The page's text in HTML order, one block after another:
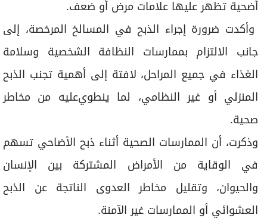
أﺿﺤﻴﺔ ﺗﻈﻬﺮ ﻋﻠﻴﻬﺎ ﻋﻼﻣﺎت ﻣﺮض أو ﺿﻌﻒ.
وأكدت ضرورة إﺟﺮاء اﻟﺬﺑﺢ ﻓﻲ اﻟﻤﺴﺎﻟﺦ اﻟﻤﺮﺧﺼﺔ، إﻟﻰ
ﺟﺎﻧﺐ اﻻﻟﺘﺰام ﺑﻤﻤﺎرﺳﺎت اﻟﻨﻈﺎﻓﺔ اﻟﺸﺨﺼﻴﺔ وﺳﻼﻣﺔ
اﻟﻐﺬاء ﻓﻲ ﺟﻤﻴﻊ اﻟﻤﺮاﺣﻞ، لافتة إلى أﻫﻤﻴﺔ ﺗﺠﻨﺐ اﻟﺬﺑﺢ
اﻟﻤﻨﺰﻟﻲ أو ﻏﻴﺮ اﻟﻨﻈﺎﻣﻲ، ﻟﻤﺎ ﻳﻨﻄﻮيﻋﻠﻴﻪ ﻣﻦ ﻣﺨﺎﻃﺮ
ﺻﺤﻴﺔ.
وذكرت، أن اﻟﻤﻤﺎرﺳﺎت اﻟﺼﺤﻴﺔ أﺛﻨﺎء ذﺑﺢ اﻷﺿﺎﺣﻲ تسهم
ﻓﻲ اﻟﻮﻗﺎﻳﺔ ﻣﻦ اﻷﻣﺮاض اﻟﻤﺸﺘﺮﻛﺔ ﺑﻴﻦ اﻹﻧﺴﺎن
واﻟﺤﻴﻮان، وﺗﻘﻠﻴﻞ ﻣﺨﺎﻃﺮ اﻟﻌﺪوى اﻟﻨﺎﺗﺠﺔ ﻋﻦ اﻟﺬﺑﺢ
اﻟﻌﺸﻮاﺋﻲ أو اﻟﻤﻤﺎرﺳﺎت ﻏﻴﺮ اﻵﻣﻨﺔ.